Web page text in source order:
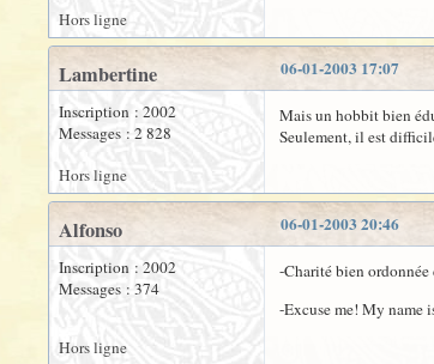
Hors ligne
06-01-2003 17:07
Lambertine
Inscription : 2002
Messages : 2 828
Mais un hobbit bien
Seulement, il est
Hors ligne
06-01-2003 20:46
Alfonso
Inscription : 2002
Messages : 374
-Charité bien
-Excuse me! My name
Hors ligne